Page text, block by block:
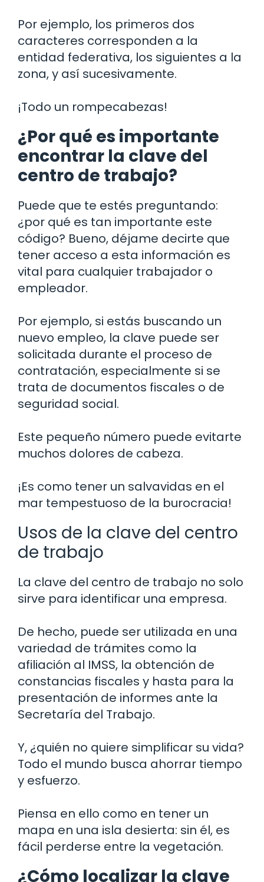
Por ejemplo, los primeros dos
caracteres corresponden a la
entidad federativa, los siguientes a la
zona, y así sucesivamente.
¡Todo un rompecabezas!
¿Por qué es importante
encontrar la clave del
centro de trabajo?
Puede que te estés preguntando:
¿por qué es tan importante este
código? Bueno, déjame decirte que
tener acceso a esta información es
vital para cualquier trabajador o
empleador.
Por ejemplo, si estás buscando un
nuevo empleo, la clave puede ser
solicitada durante el proceso de
contratación, especialmente si se
trata de documentos fiscales o de
seguridad social.
Este pequeño número puede evitarte
muchos dolores de cabeza.
¡Es como tener un salvavidas en el
mar tempestuoso de la burocracia!
Usos de la clave del centro
de trabajo
La clave del centro de trabajo no solo
sirve para identificar una empresa.
De hecho, puede ser utilizada en una
variedad de trámites como la
afiliación al IMSS, la obtención de
constancias fiscales y hasta para la
presentación de informes ante la
Secretaría del Trabajo.
Y, ¿quién no quiere simplificar su vida?
Todo el mundo busca ahorrar tiempo
y esfuerzo.
Piensa en ello como en tener un
mapa en una isla desierta: sin él, es
fácil perderse entre la vegetación.
¿Cómo localizar la clave